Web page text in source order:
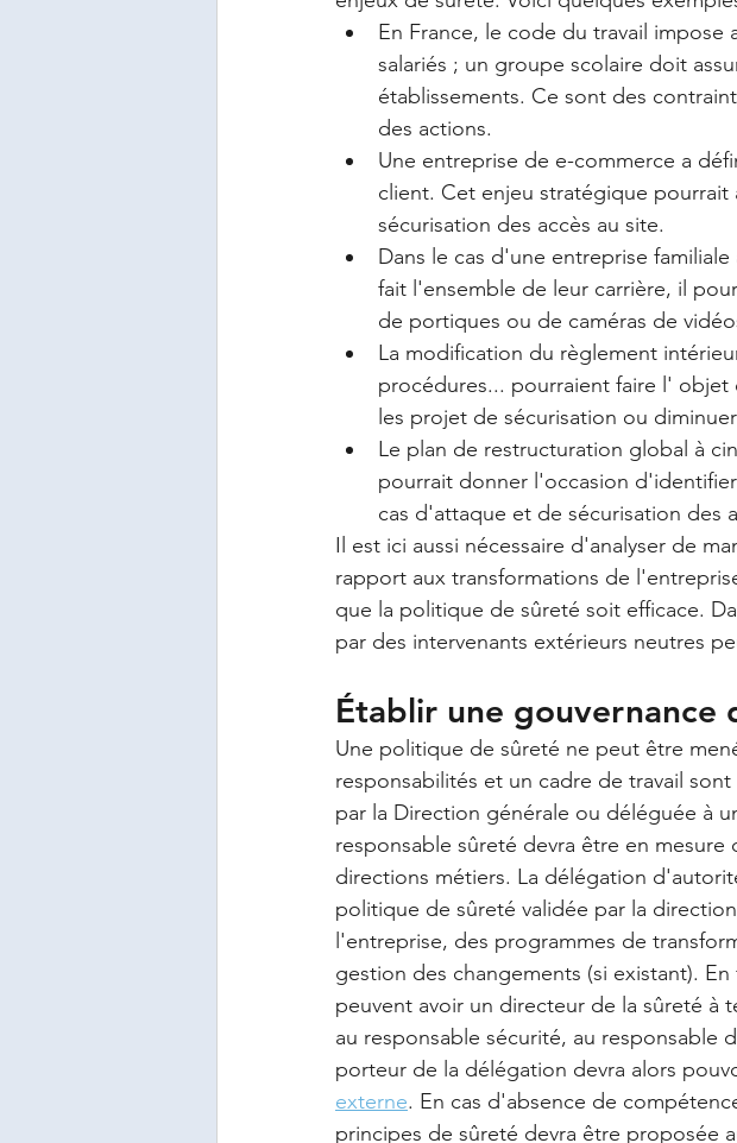
En France, le code du travail
salariés ; un groupe scolaire doit
établissements. Ce sont des
des actions.
Une entreprise de e-commerce a
client. Cet enjeu stratégique
sécurisation des accès au site.
Dans le cas d'une entreprise
fait l'ensemble de leur carrière, il
de portiques ou de caméras de
La modification du règlement
procédures... pourraient faire l' objet
les projet de sécurisation ou
Le plan de restructuration global à
pourrait donner l'occasion
cas d'attaque et de sécurisation des
Il est ici aussi nécessaire d'analyser de
rapport aux transformations de
que la politique de sûreté soit efficace.
par des intervenants extérieurs neutres
Établir une
Une politique de sûreté ne peut être
responsabilités et un cadre de travail
par la Direction générale ou déléguée à
responsable sûreté devra être en
directions métiers. La délégation
politique de sûreté validée par la
l'entreprise, des programmes de
gestion des changements (si existant).
peuvent avoir un directeur de la sûreté à
au responsable sécurité, au responsable
porteur de la délégation devra alors
externe. En cas d'absence de
principes de sûreté devra être proposée